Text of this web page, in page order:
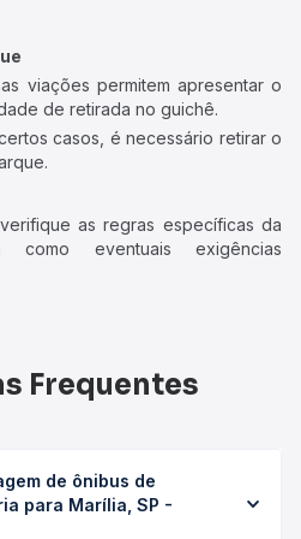
viações permitem apresentar o
de retirada no guichê.
casos, é necessário retirar o
as regras específicas da
como eventuais exigências
Frequentes
de ônibus de
para Marília, SP -